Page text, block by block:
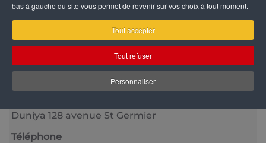
bas à gauche du site vous permet de revenir sur vos choix à tout moment.
Tout accepter
Tout refuser
Personnaliser
Vie culturelle
Date
Duniya 128 avenue St Germier
Téléphone